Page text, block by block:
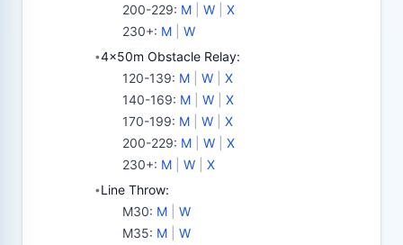
200-229: M W
X
230+: M W
•4x50m Obstacle Relay:
120-139: M W
X
140-169: M W
X
170-199: M W
X
200-229: M W
X
230+: M W X
•Line Throw:
M30: M
W
M35: M
W